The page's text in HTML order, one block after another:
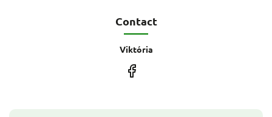
Contact
Viktória